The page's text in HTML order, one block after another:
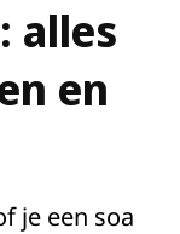
alles
en
je een soa